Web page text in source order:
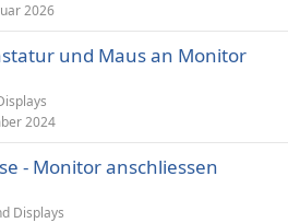
2026
und Maus an Monitor
2024
- Monitor anschliessen
Displays